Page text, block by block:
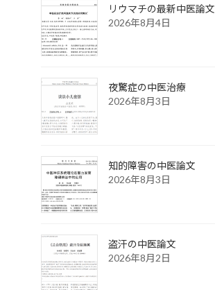
リウマチの最新中医論文
2026年8月4日
夜驚症の中医治療
2026年8月3日
知的障害の中医論文
2026年8月3日
盗汗の中医論文
2026年8月2日